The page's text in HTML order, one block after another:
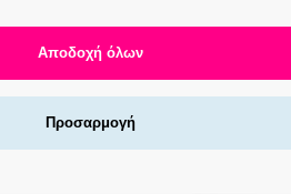
ΝΥΧΙΩΝ
ΣΦΡΑΓΙΔΕΣ
ΝΥΧΙΩΝ
Αποδοχή όλων
Προσαρμογή